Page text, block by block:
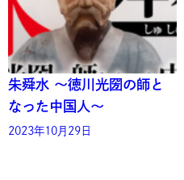
朱舜水 ～徳川光圀の師と
なった中国人～
2023年10月29日